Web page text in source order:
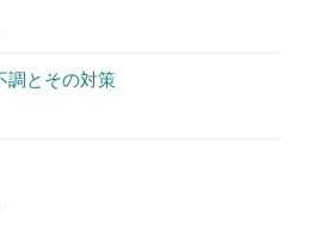
調とその対策